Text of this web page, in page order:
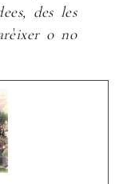
des les
o no